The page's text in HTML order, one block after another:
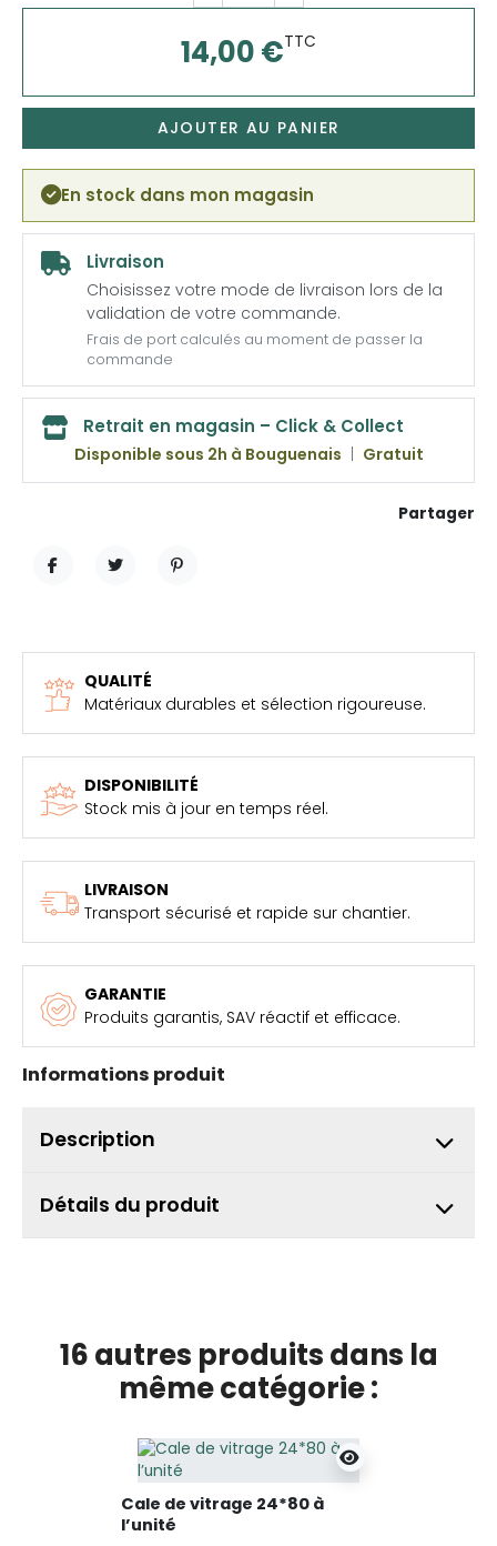
14,00 €TTC
AJOUTER AU PANIER
En stock dans mon magasin
Livraison
Choisissez votre mode de livraison lors de la
validation de votre commande.
Frais de port calculés au moment de passer la
commande
Retrait en magasin – Click & Collect
Disponible sous 2h à Bouguenais Gratuit
Partager
QUALITÉ
Matériaux durables et sélection rigoureuse.
DISPONIBILITÉ
Stock mis à jour en temps réel.
LIVRAISON
Transport sécurisé et rapide sur chantier.
GARANTIE
Produits garantis, SAV réactif et efficace.
Informations produit
Description
Détails du produit
16 autres produits dans la
même catégorie :
Cale de vitrage 24*80 à
l’unité